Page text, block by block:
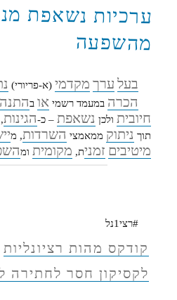
ערכיות נשאפת
מהשפעה
בעל ערך מקדמי (א-פריורי)
הכרה במעמד רשמיאו ב
חיובית ולכן נשאפת – כ-הגינות
תוך ניתוק ממאמצי השרדות, מ
מיטיבים זמנית, מקומית ומ
#רצי1נל
קודקס מהות רציונליות
לקסיקון חסר לחתירה